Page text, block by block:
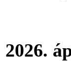
2026.